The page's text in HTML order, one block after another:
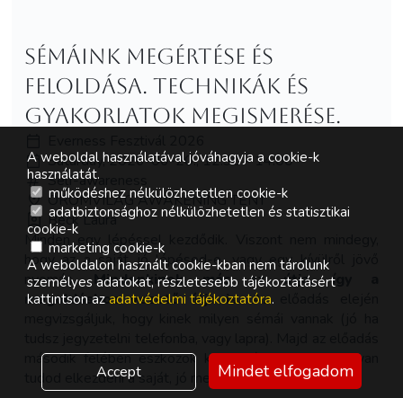
Sémáink megértése és
feloldása. Technikák és
gyakorlatok megismerése.
Saturday, 2026-06-20., 12:30 - 14:00
Self-awareness
ÖRÖMVILÁG AWAKENING TENT
Beck Laura
Minden egy lépéssel kezdődik. Viszont nem mindegy,
hogy az a saját jó lépésed-e, vagy egy kívülről jövő
nyomás.Mindenkinek más az útja, így a
megoldáshoz vezető útja is.Az előadás elején
második felében eszközök közül válogathatsz, hogyan
tudod elkezdeni a saját, jó megoldásaidat használni.
A weboldal használatával jóváhagyja a cookie-k
használatát.
működéshez nélkülözhetetlen cookie-k
adatbiztonsághoz nélkülözhetetlen és statisztikai
cookie-k
marketing cookie-k
A weboldalon használt cookie-kban nem tárolunk
személyes adatokat, részletesebb tájékoztatásért
kattintson az adatvédelmi tájékoztatóra.
Accept Mindet elfogadom